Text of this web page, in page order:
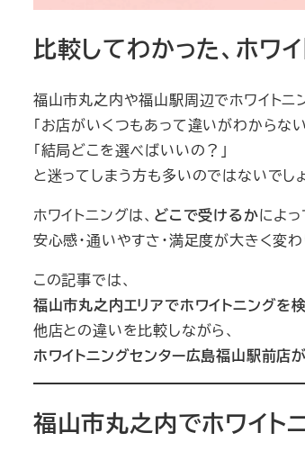
比較してわかった、ホワ
福山市丸之内や福山駅周辺でホワイトニ
「お店がいくつもあって違いがわからない
「結局どこを選べばいいの？」
と迷ってしまう方も多いのではないでし
ホワイトニングは、 どこで受けるかによっ
安心感・通いやすさ・満足度が大きく変わ
この記事では、
福山市丸之内エリアでホワイトニングを
他店との違いを比較しながら、
ホワイトニングセンター広島福山駅前店
福山市丸之内でホワイト